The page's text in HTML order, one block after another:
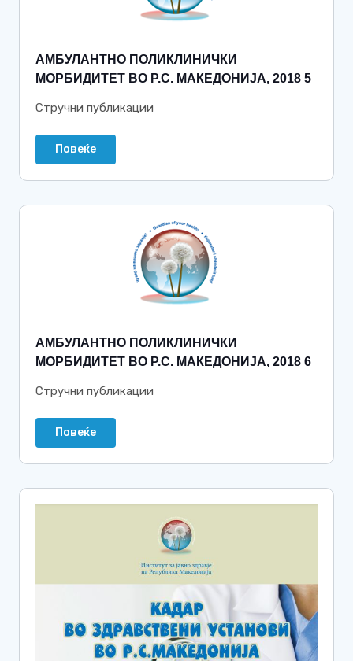
АМБУЛАНТНО ПОЛИКЛИНИЧКИ
МОРБИДИТЕТ ВО Р.С. МАКЕДОНИЈА, 2018 5
Стручни публикации
Повеќе
АМБУЛАНТНО ПОЛИКЛИНИЧКИ
МОРБИДИТЕТ ВО Р.С. МАКЕДОНИЈА, 2018 6
Стручни публикации
Повеќе